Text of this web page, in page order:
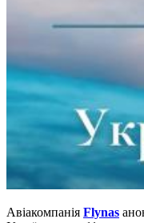
Авіакомпанія Flynas